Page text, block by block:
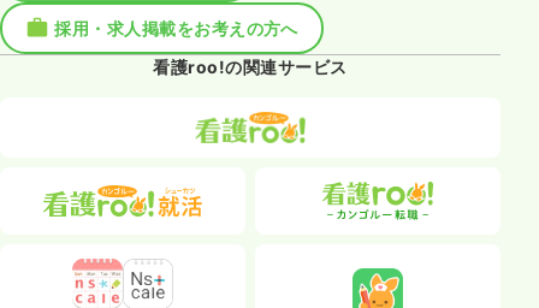
採用・求人掲載をお考えの方へ
看護roo!の関連サービス